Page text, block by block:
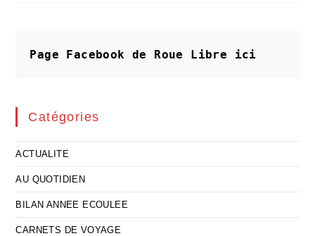
Social
Page Facebook de Roue Libre ici
Catégories
ACTUALITE
AU QUOTIDIEN
BILAN ANNEE ECOULEE
CARNETS DE VOYAGE